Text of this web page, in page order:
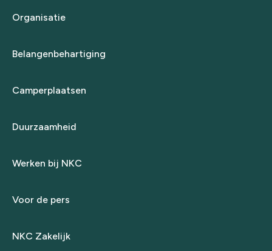
Organisatie
Belangenbehartiging
Camperplaatsen
Duurzaamheid
Werken bij NKC
Voor de pers
NKC Zakelijk